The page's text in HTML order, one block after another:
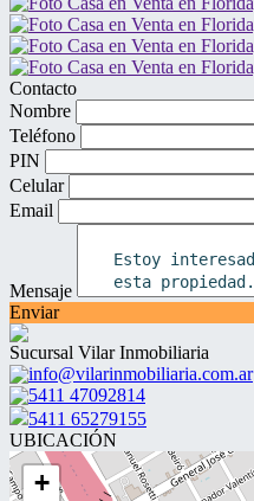
Contacto
Nombre
Teléfono
PIN
Celular
Email
Mensaje
Enviar
Sucursal Vilar Inmobiliaria
info@vilarinmobiliaria.com.ar
5411 47092814
5411 65279155
UBICACIÓN
+